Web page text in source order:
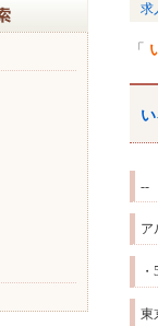
求
--
ア
東